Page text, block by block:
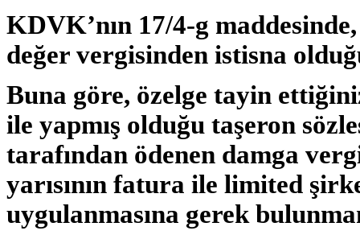
KDVK’nın 17/4-g
değer vergisinden istisna
Buna göre, özelge tayin
ile yapmış olduğu taşeron
tarafından ödenen damga
yarısının fatura ile limited
uygulanmasına gerek